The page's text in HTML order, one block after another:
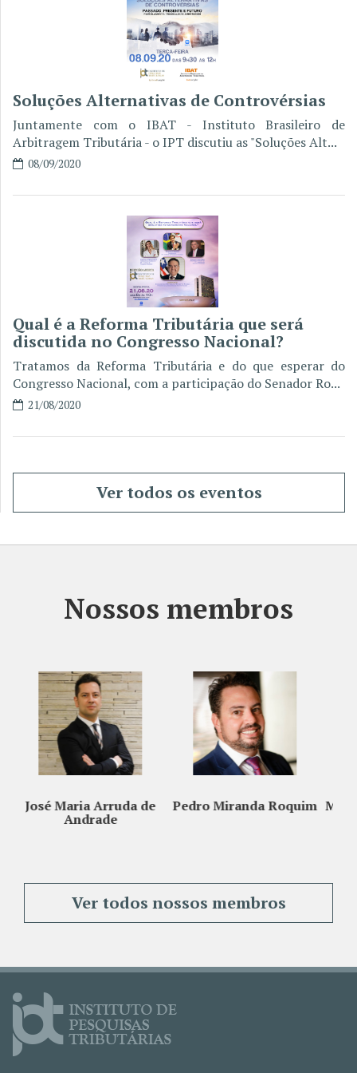
Soluções Alternativas de Controvérsias
Juntamente com o IBAT - Instituto Brasileiro de
Arbitragem Tributária - o IPT discutiu as "Soluções Alt...
08/09/2020
Qual é a Reforma Tributária que será
discutida no Congresso Nacional?
Tratamos da Reforma Tributária e do que esperar do
Congresso Nacional, com a participação do Senador Ro...
21/08/2020
Ver todos os eventos
Nossos membros
de Pedro Miranda Roquim Maucir Fregonesi
Ver todos nossos membros